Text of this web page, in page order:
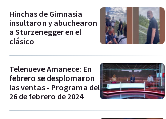
Hinchas de Gimnasia
insultaron y abuchearon
a Sturzenegger en el
clásico
Telenueve Amanece: En
febrero se desplomaron
las ventas - Programa del
26 de febrero de 2024